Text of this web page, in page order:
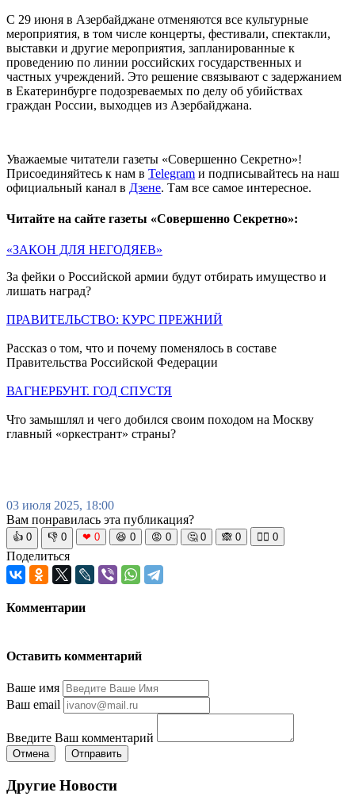
С 29 июня в Азербайджане отменяются все культурные
мероприятия, в том числе концерты, фестивали, спектакли,
выставки и другие мероприятия, запланированные к
проведению по линии российских государственных и
частных учреждений. Это решение связывают с задержанием
в Екатеринбурге подозреваемых по делу об убийствах
граждан России, выходцев из Азербайджана.
Уважаемые читатели газеты «Совершенно Секретно»!
Присоединяйтесь к нам в Telegram и подписывайтесь на наш
официальный канал в Дзене. Там все самое интересное.
Читайте на сайте газеты «Совершенно Секретно»:
«ЗАКОН ДЛЯ НЕГОДЯЕВ»
За фейки о Российской армии будут отбирать имущество и
лишать наград?
ПРАВИТЕЛЬСТВО: КУРС ПРЕЖНИЙ
Рассказ о том, что и почему поменялось в составе
Правительства Российской Федерации
ВАГНЕРБУНТ. ГОД СПУСТЯ
Что замышлял и чего добился своим походом на Москву
главный «оркестрант» страны?
03 июля 2025, 18:00
Вам понравилась эта публикация?
👍 0 👎 0 ❤ 0 😆 0 😡 0 🤔 0 🙈 0 🧘‍♀️ 0
Поделиться
Комментарии
Оставить комментарий
Ваше имя
Ваш email
Введите Ваш комментарий
Отмена Отправить
Другие Новости